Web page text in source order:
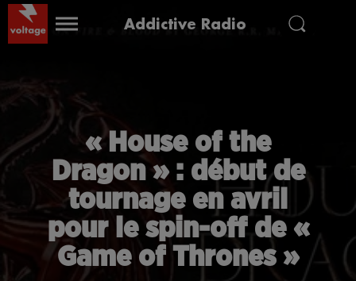
Addictive Radio
« House of the
Dragon » : début de
tournage en avril
pour le spin-off de «
Game of Thrones »